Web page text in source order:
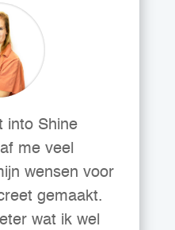
into Shine
me veel
wensen voor
gemaakt.
wat ik wel